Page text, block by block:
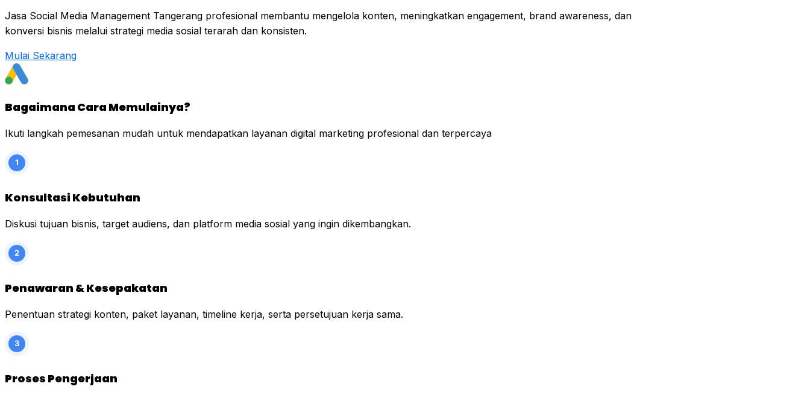
Jasa Social Media Management Tangerang profesional membantu mengelola konten, meningkatkan engagement, brand awareness, dan
konversi bisnis melalui strategi media sosial terarah dan konsisten.
Mulai Sekarang
Bagaimana Cara Memulainya?
Ikuti langkah pemesanan mudah untuk mendapatkan layanan digital marketing profesional dan terpercaya
Konsultasi Kebutuhan
Diskusi tujuan bisnis, target audiens, dan platform media sosial yang ingin dikembangkan.
Penawaran & Kesepakatan
Penentuan strategi konten, paket layanan, timeline kerja, serta persetujuan kerja sama.
Proses Pengerjaan